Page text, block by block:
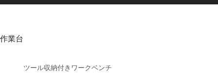
作業台
ツール収納付きワークベンチ